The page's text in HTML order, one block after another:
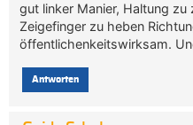
gut linker Manier, Haltung
Zeigefinger zu heben
öffentlichenkeitswirksam.
Antworten